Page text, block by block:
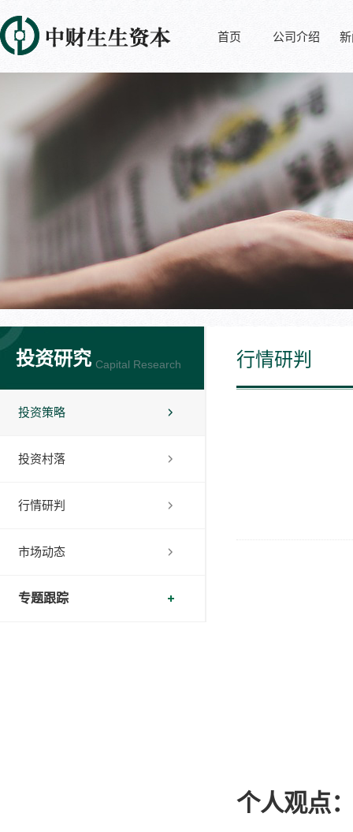
首页 公司介绍
投资研究 Capital Research
投资策略
投资村落
行情研判
市场动态
专题跟踪
行情研判
个人观点